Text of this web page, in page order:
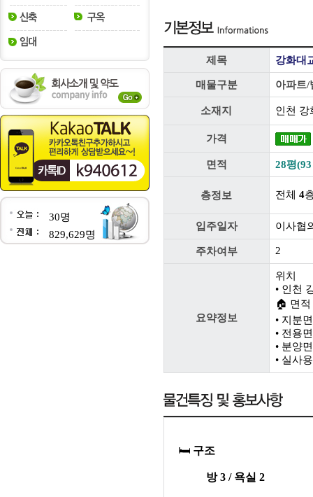
30명
829,629명
제목 강화대
매물구분 아파트/
소재지 인천 강
가격
면적 28평
층정보 전체 4
입주일자 이사협
주차여부 2
요약정보
위치
• 인천
🏠 면
• 지분
• 전용
• 분양
• 실사
🛏 구조
방3 / 욕실 2